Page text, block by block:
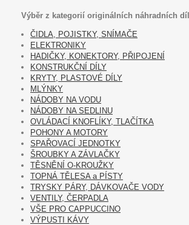
Výběr z kategorií originálních náhradních
ČIDLA, POJISTKY, SNÍMAČE
ELEKTRONIKY
HADIČKY, KONEKTORY, PŘIPOJENÍ
KONSTRUKČNÍ DÍLY
KRYTY, PLASTOVÉ DÍLY
MLÝNKY
NÁDOBY NA VODU
NÁDOBY NA SEDLINU
OVLÁDACÍ KNOFLÍKY, TLAČÍTKA
POHONY A MOTORY
SPAŘOVACÍ JEDNOTKY
ŠROUBKY A ZÁVLAČKY
TĚSNĚNÍ O-KROUŽKY
TOPNÁ TĚLESA a PÍSTY
TRYSKY PÁRY, DÁVKOVAČE VODY
VENTILY, ČERPADLA
VŠE PRO CAPPUCCINO
VÝPUSTI KÁVY